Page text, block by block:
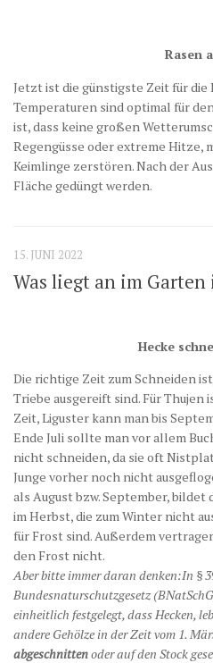
Rasen
Jetzt ist die günstigste Zeit für die
Temperaturen sind optimal für
ist, dass keine großen
Regengüsse oder extreme Hitze,
Keimlinge zerstören. Nach der
Fläche gedüngt werden.
15. JUNI 2022
Was liegt an im Garten
Hecke
Die richtige Zeit zum Schneiden
Triebe ausgereift sind. Für Thujen
Zeit, Liguster kann man bis
Ende Juli sollte man vor allem
nicht schneiden, da sie oft
Junge vorher noch nicht
als August bzw. September, bildet
im Herbst, die zum Winter nicht
für Frost sind. Außerdem
den Frost nicht.
Aber bitte immer daran denken:In §
Bundesnaturschutzgesetz
einheitlich festgelegt, dass Hecken,
andere Gehölze in der Zeit vom 1.
abgeschnittenoder auf den Stock